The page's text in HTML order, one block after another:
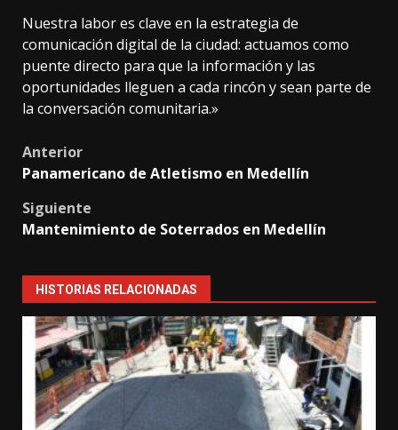
Nuestra labor es clave en la estrategia de
comunicación digital de la ciudad: actuamos como
puente directo para que la información y las
oportunidades lleguen a cada rincón y sean parte de
la conversación comunitaria.»
Post
Anterior
Panamericano de Atletismo en Medellín
Siguiente
Mantenimiento de Soterrados en Medellín
HISTORIAS RELACIONADAS